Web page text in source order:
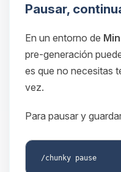
Pausar,
En un entorno de
pre-generación
es que no necesitas
vez.
Para pausar y